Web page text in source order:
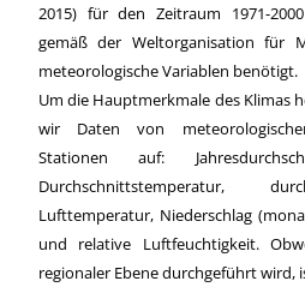
2015) für den Zeitraum 1971-
gemäß der Weltorganisation für
meteorologische Variablen benötigt.
Um die Hauptmerkmale des Klimas
wir Daten von
Stationen auf:
Durchschnittstemperatur,
Lufttemperatur, Niederschlag
und relative Luftfeuchtigkeit.
regionaler Ebene durchgeführt wird,